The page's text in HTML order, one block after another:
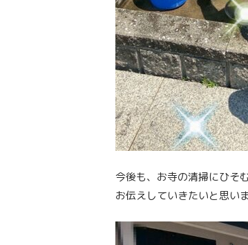
今後も、お寺の清掃にひそ
お伝えしていきたいと思い